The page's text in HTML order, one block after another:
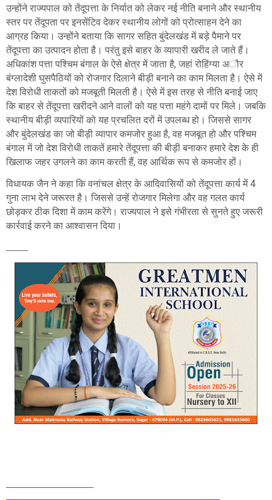
उन्होंने राज्यपाल को तेंदूपत्ता के निर्यात को लेकर नई नीति बनाने और स्थानीय
स्तर पर तेंदूपता पर इनसेंटिव देकर स्थानीय लोगों को प्रोत्साहन देने का
आग्रह किया। उन्होंने बताया कि सागर सहित बुंदेलखंड में बड़े पैमाने पर
तेंदूपत्ता का उत्पादन होता है। परंतु इसे बाहर के व्यापारी खरीद ले जाते हैं।
अधिकांश पत्ता पश्चिम बंगाल के ऐसे क्षेत्र में जाता है, जहां रोहिंग्या अौर
बंग्लादेशी घुसपैठियों को रोजगार दिलाने बीड़ी बनाने का काम मिलता है। ऐसे में
देश विरोधी ताकतों को मजबूती मिलती है। ऐसे में इस तरह से नीति बनाई जाए
कि बाहर से तेंदूपत्ता खरीदने आने वालों को यह पत्ता महंगे दामों पर मिले। जबकि
स्थानीय बीड़ी व्यपारियों को यह प्रचलित दरों में उपलब्ध हो। जिससे सागर
और बुंदेलखंड का जो बीड़ी व्यापार कमजोर हुआ है, वह मजबूत हो और पश्चिम
बंगाल में जो देश विरोधी ताकतें हमारे तेंदूपत्ता की बीड़ी बनाकर हमारे देश के ही
खिलाफ जहर उगलने का काम करती हैं, वह आर्थिक रूप से कमजोर हों।
विधायक जैन ने कहा कि वनांचल क्षेत्र के आदिवासियों को तेंदूपत्ता कार्य में 4
गुना लाभ देने जरूरत है। जिससे उन्हें रोजगार मिलेगा और वह गलत कार्य
छोड़कर ठीक दिशा में काम करेंगे। राज्यपाल ने इसे गंभीरता से सुनते हुए जरूरी
कार्रवाई करने का आश्वासन दिया।